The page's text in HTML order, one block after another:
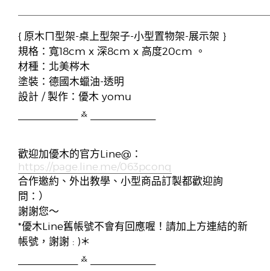
{ 原木ㄇ型架-桌上型架子-小型置物架-展示架 }
規格：寬18cm x 深8cm x 高度20cm 。
材種：北美梣木
塗裝：德國木蠟油-透明
設計 / 製作：優木 yomu
___________ ࿏ ____________
歡迎加優木的官方Line@：
https://page.line.me/063pconq
合作邀約、外出教學、小型商品訂製都歡迎詢
問：）
謝謝您～
*優木Line舊帳號不會有回應喔！請加上方連結的新
帳號，謝謝 : )＊
___________ ࿏ ____________